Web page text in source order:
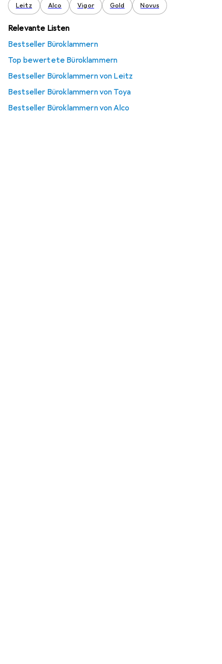
Leitz Alco Vigor Gold Novus
Relevante Listen
Bestseller Büroklammern
Top bewertete Büroklammern
Bestseller Büroklammern von Leitz
Bestseller Büroklammern von Toya
Bestseller Büroklammern von Alco